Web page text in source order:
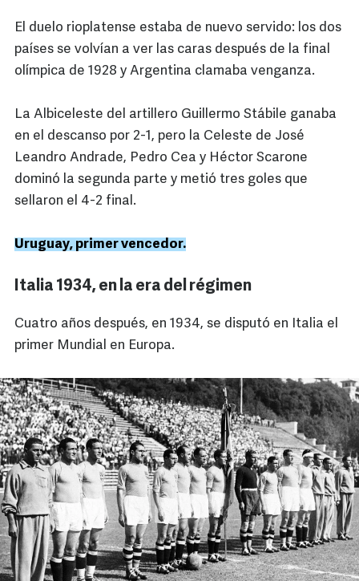
El duelo rioplatense estaba de nuevo servido: los dos
países se volvían a ver las caras después de la final
olímpica de 1928 y Argentina clamaba venganza.
La Albiceleste del artillero Guillermo Stábile ganaba
en el descanso por 2-1, pero la Celeste de José
Leandro Andrade, Pedro Cea y Héctor Scarone
dominó la segunda parte y metió tres goles que
sellaron el 4-2 final.
Uruguay, primer vencedor.
Italia 1934, en la era del régimen
Cuatro años después, en 1934, se disputó en Italia el
primer Mundial en Europa.